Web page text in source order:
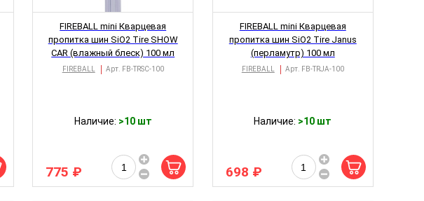
FIREBALL mini Кварцевая
пропитка шин SiO2 Tire SHOW
CAR (влажный блеск) 100 мл
Арт. FB-TRSС-100
FIREBALL
Наличие: >10 шт
775 ₽
FIREBALL mini Кварцевая
пропитка шин SiO2 Tire Janus
(перламутр) 100 мл
Арт. FB-TRJA-100
FIREBALL
Наличие: >10 шт
698 ₽